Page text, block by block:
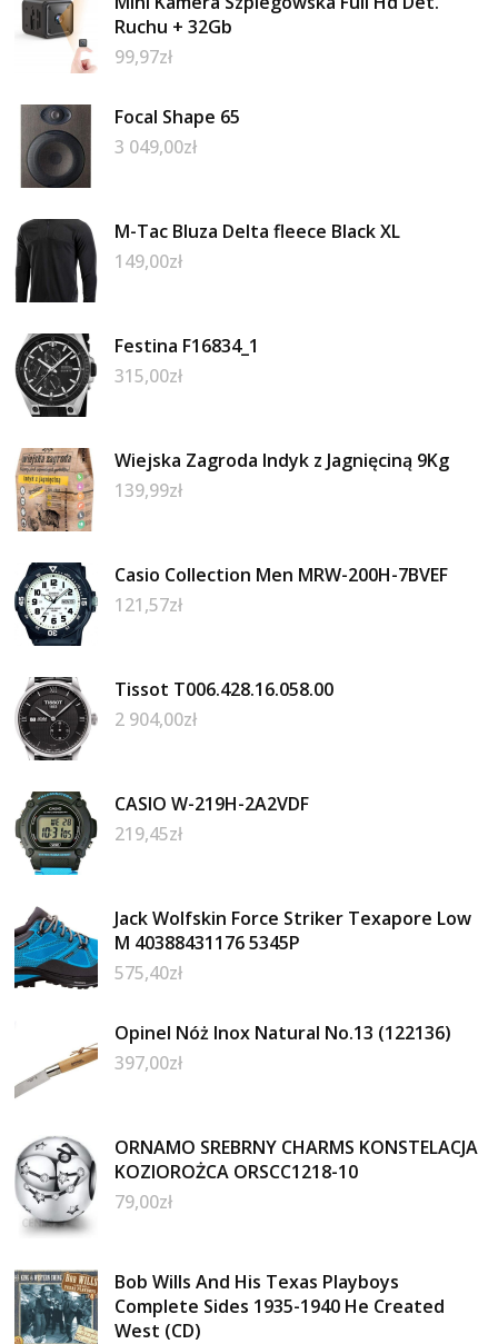
Ruchu + 32Gb
99,97zł
Focal Shape 65
3 049,00zł
M-Tac Bluza Delta fleece Black XL
149,00zł
Festina F16834_1
315,00zł
Wiejska Zagroda Indyk z Jagnięciną 9Kg
139,99zł
Casio Collection Men MRW-200H-7BVEF
121,57zł
Tissot T006.428.16.058.00
2 904,00zł
CASIO W-219H-2A2VDF
219,45zł
Jack Wolfskin Force Striker Texapore Low
M 40388431176 5345P
575,40zł
Opinel Nóż Inox Natural No.13 (122136)
397,00zł
ORNAMO SREBRNY CHARMS KONSTELACJA
KOZIOROŻCA ORSCC1218-10
79,00zł
Bob Wills And His Texas Playboys
Complete Sides 1935-1940 He Created
West (CD)